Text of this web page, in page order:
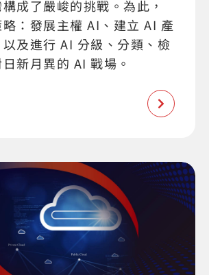
成了嚴峻的挑戰。為此，
：發展主權 AI、建立 AI 產
及進行 AI 分級、分類、檢
新月異的 AI 戰場。